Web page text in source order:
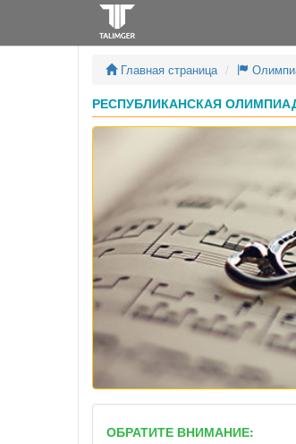
Главная страница
РЕСПУБЛИКАНСКАЯ
ОБРАТИТЕ ВНИМАНИЕ: